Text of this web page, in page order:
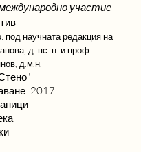
участие
под научната редакция на
д. пс. н. и проф.
д.м.н.
2017